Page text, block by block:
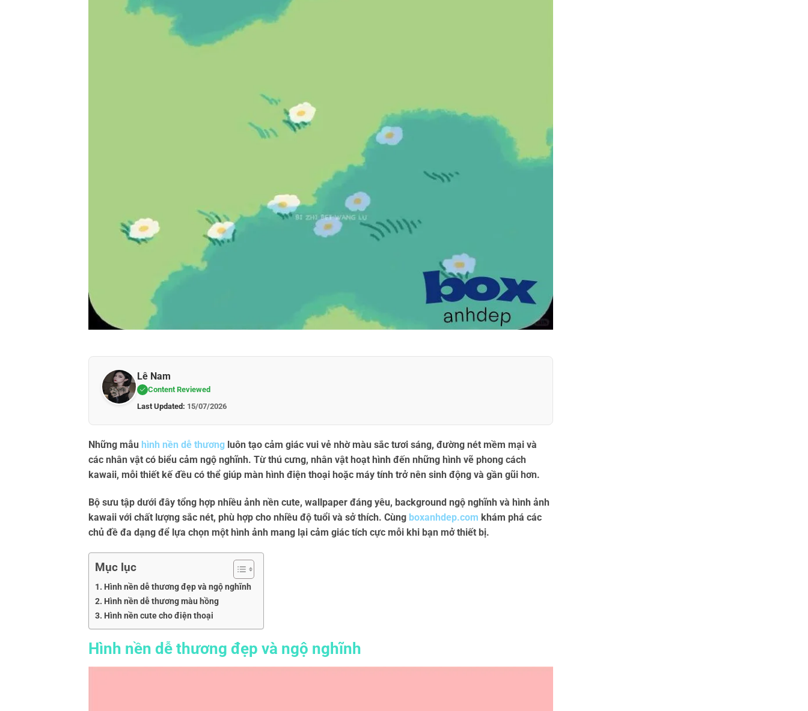
Lê Nam
Content Reviewed
Last Updated: 15/07/2026
Những mẫu hình nền dễ thương luôn tạo cảm giác vui vẻ nhờ màu sắc tươi sáng, đường nét mềm mại và
các nhân vật có biểu cảm ngộ nghĩnh. Từ thú cưng, nhân vật hoạt hình đến những hình vẽ phong cách
kawaii, mỗi thiết kế đều có thể giúp màn hình điện thoại hoặc máy tính trở nên sinh động và gần gũi hơn.
Bộ sưu tập dưới đây tổng hợp nhiều ảnh nền cute, wallpaper đáng yêu, background ngộ nghĩnh và hình ảnh
kawaii với chất lượng sắc nét, phù hợp cho nhiều độ tuổi và sở thích. Cùng boxanhdep.com khám phá các
chủ đề đa dạng để lựa chọn một hình ảnh mang lại cảm giác tích cực mỗi khi bạn mở thiết bị.
Mục lục
Hình nền dễ thương đẹp và ngộ nghĩnh
Hình nền dễ thương màu hồng
Hình nền cute cho điện thoại
Hình nền dễ thương đẹp và ngộ nghĩnh